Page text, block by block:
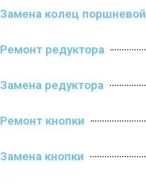
Замена колец поршневой
Ремонт редуктора
Замена редуктора
Ремонт кнопки
Замена кнопки